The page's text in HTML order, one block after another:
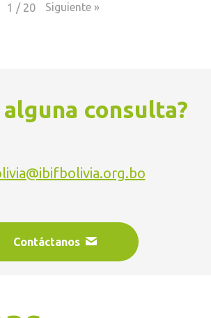
1 / 20 Siguiente »
consulta?
Contáctanos